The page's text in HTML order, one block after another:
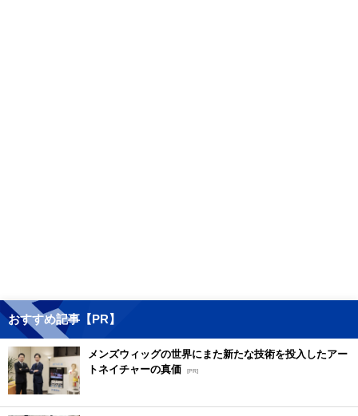
おすすめ記事【PR】
メンズウィッグの世界にまた新たな技術を投入したアー
トネイチャーの真価 [PR]